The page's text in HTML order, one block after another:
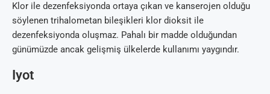
Klor ile dezenfeksiyonda ortaya çıkan ve kanserojen olduğu
söylenen trihalometan bileşikleri klor dioksit ile
dezenfeksiyonda oluşmaz. Pahalı bir madde olduğundan
günümüzde ancak gelişmiş ülkelerde kullanımı yaygındır.
Iyot